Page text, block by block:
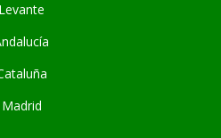
Levante
ía
Madrid